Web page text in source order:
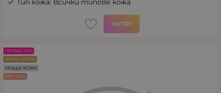
Тип кожа: Всички типове кожа
КУПИ
ПРОМО -10%
ЗРЯЛА КОЖА
МЛАДА КОЖА
ANTI AGE